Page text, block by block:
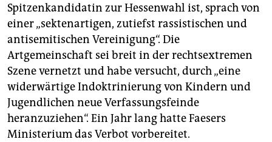
Spitzenkandidatin zur Hessenwahl ist, sprach von
einer „sektenartigen, zutiefst rassistischen und
antisemitischen Vereinigung“. Die
Artgemeinschaft sei breit in der rechtsextremen
Szene vernetzt und habe versucht, durch „eine
widerwärtige Indoktrinierung von Kindern und
Jugendlichen neue Verfassungsfeinde
heranzuziehen“. Ein Jahr lang hatte Faesers
Ministerium das Verbot vorbereitet.